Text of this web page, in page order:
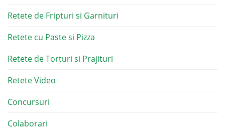
Retete de Fripturi si Garnituri
Retete cu Paste si Pizza
Retete de Torturi si Prajituri
Retete Video
Concursuri
Colaborari